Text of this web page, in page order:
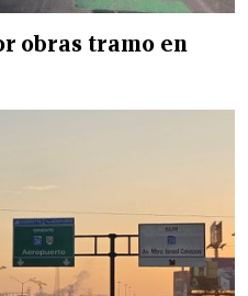
obras tramo en